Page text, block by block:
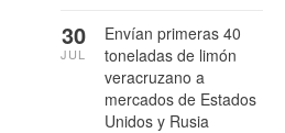
Envían primeras 40
toneladas de limón
veracruzano a
mercados de Estados
Unidos y Rusia
30
JUL